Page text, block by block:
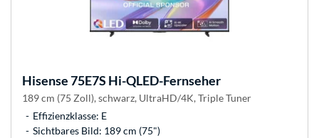
Hisense75E7S Hi-QLED-Fernseher
189 cm (75 Zoll), schwarz, UltraHD/4K, Triple Tuner
Effizienzklasse: E
Sichtbares Bild: 189 cm (75")